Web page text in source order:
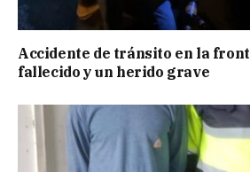
Accidente de tránsito en la
fallecido y un herido grave